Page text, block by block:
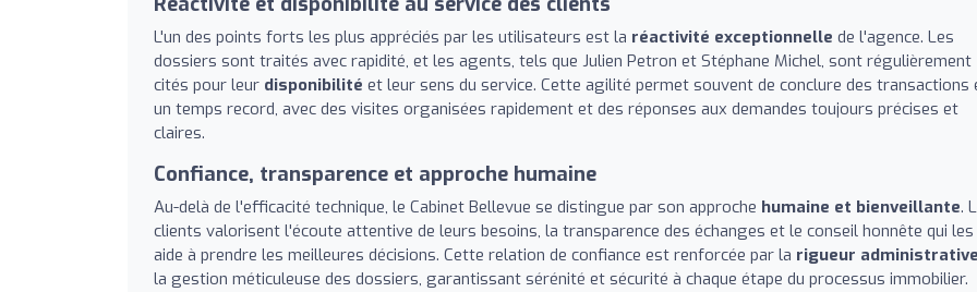
L'un des points forts les plus appréciés par les utilisateurs est la réactivité exceptionnelle de l'agence. Les
dossiers sont traités avec rapidité, et les agents, tels que Julien Petron et Stéphane Michel, sont régulièrement
cités pour leur disponibilité et leur sens du service. Cette agilité permet souvent de conclure des transactions
un temps record, avec des visites organisées rapidement et des réponses aux demandes toujours précises et
claires.
Confiance, transparence et approche humaine
Au-delà de l'efficacité technique, le Cabinet Bellevue se distingue par son approche humaine et bienveillante.
clients valorisent l'écoute attentive de leurs besoins, la transparence des échanges et le conseil honnête qui les
aide à prendre les meilleures décisions. Cette relation de confiance est renforcée par la rigueur administrative
la gestion méticuleuse des dossiers, garantissant sérénité et sécurité à chaque étape du processus immobilier.